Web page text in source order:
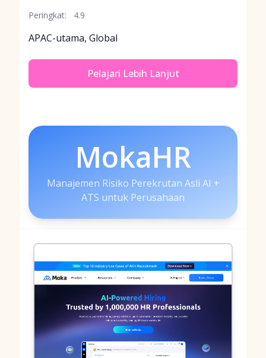
Peringkat:
4.9
APAC-utama, Global
Pelajari Lebih Lanjut
MokaHR
Manajemen Risiko Perekrutan Asli AI +
ATS untuk Perusahaan